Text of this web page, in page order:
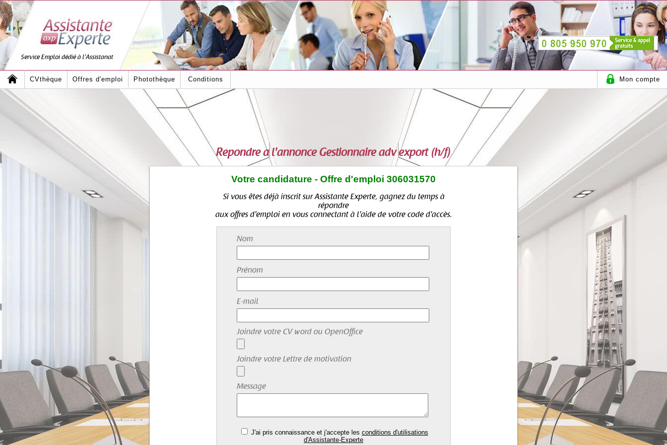
Service Emploi dédié à l'Assistanat
CVthèque Offres d'emploi Photothèque Conditions Mon compte
Répondre à l'annonceGestionnaire adv export (h/f)
Votre candidature - Offre d'emploi 306031570
Si vous êtes déjà inscrit sur Assistante Experte, gagnez du temps à
répondre
aux offres d'emploi en vous connectant à l'aide de votre code d'accès.
Nom
Prénom
E-mail
Joindre votre CV word ou OpenOffice
Joindre votre Lettre de motivation
Message
J'ai pris connaissance et j'accepte les conditions d'utilisations
d'Assistante-Experte